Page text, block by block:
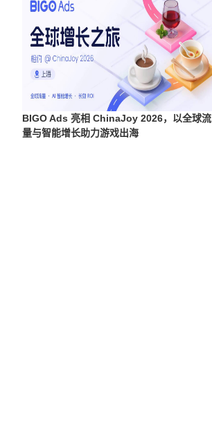
BIGO Ads 亮相 ChinaJoy 2026，以全球流
量与智能增长助力游戏出海